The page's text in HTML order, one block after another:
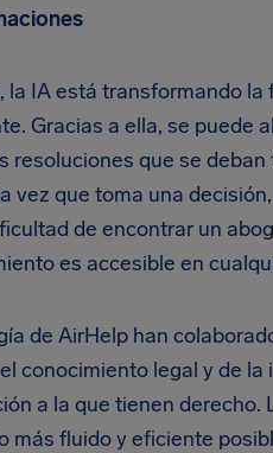
IA está transformando
Gracias a ella, se puede
resoluciones que se
vez que toma una
de encontrar un
es accesible en
de AirHelp han
conocimiento legal y de
a la que tienen derecho.
más fluido y eficiente